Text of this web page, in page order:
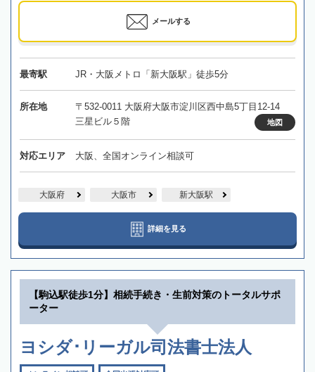
メールする
最寄駅 JR・大阪メトロ「新大阪駅」徒歩5分
所在地
〒532-0011 大阪府大阪市淀川区西中島5丁目12-14
三星ビル５階
地図
対応エリア 大阪、全国オンライン相談可
大阪府 大阪市 新大阪駅
詳細を見る
【駒込駅徒歩1分】相続手続き・生前対策のトータルサポ
ーター
ヨシダ･リーガル司法書士法人